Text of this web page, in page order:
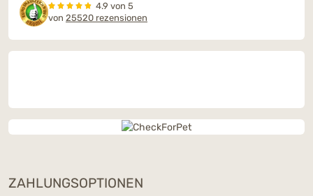
4.9 von 5
von 25520 rezensionen
ZAHLUNGSOPTIONEN